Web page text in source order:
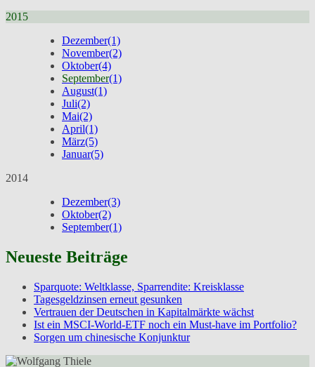
2015
Dezember(1)
November(2)
Oktober(4)
September(1)
August(1)
Juli(2)
Mai(2)
April(1)
März(5)
Januar(5)
2014
Dezember(3)
Oktober(2)
September(1)
Neueste Beiträge
Sparquote: Weltklasse, Sparrendite: Kreisklasse
Tagesgeldzinsen erneut gesunken
Vertrauen der Deutschen in Kapitalmärkte wächst
Ist ein MSCI-World-ETF noch ein Must-have im Portfolio?
Sorgen um chinesische Konjunktur